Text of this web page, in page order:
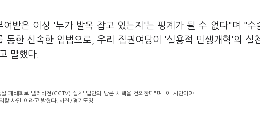
받은 이상 '누가 발목 잡고 있는지'는 핑계가 될 수 없다"며 "수
통한 신속한 입법으로, 우리 집권여당이 '실용적 민생개혁'의 실
말했다.
폐쇄회로 텔레비전(CCTV) 설치' 법안의 당론 채택을 건의한다"며 "이 사안이야
할 사안"이라고 밝혔다. 사진/경기도청